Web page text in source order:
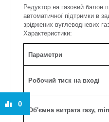
Редуктор на газовий балон
автоматичної підтримки в
зріджених вуглеводневих
Характеристики:
Параметри
Робочий тиск на вході
Об'ємна витрата газу, min
0